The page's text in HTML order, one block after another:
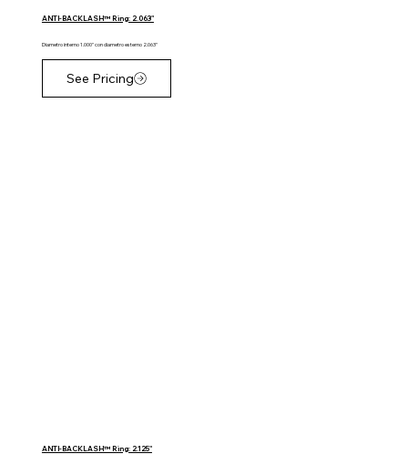
ANTI-BACKLASH™ Ring: 2.063"
Diametro interno 1.000" con diametro esterno 2.063"
See Pricing
ANTI-BACKLASH™ Ring: 2.125"